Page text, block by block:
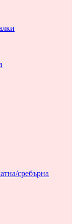
сребърна